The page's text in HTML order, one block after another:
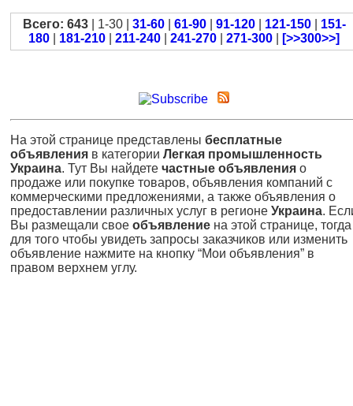
Всего: 643| 1-30 | 31-60| 61-90| 91-120| 121-150| 151-
180
181-210 211-240 241-270 271-300 [>>300>>]
На этой странице представлены бесплатные
объявления в категории Легкая промышленность
Украина. Тут Вы найдете частные объявления о
продаже или покупке товаров, объявления компаний с
коммерческими предложениями, а также объявления о
предоставлении различных услуг в регионе Украина.
Вы размещали свое объявление на этой странице, тогда
для того чтобы увидеть запросы заказчиков или изменить
объявление нажмите на кнопку “Мои объявления” в
правом верхнем углу.